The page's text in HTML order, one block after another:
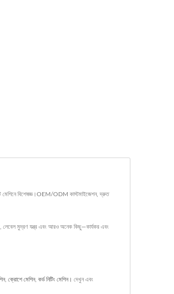
মেশিনে বিশেষজ্ঞ।OEM/ODM কাস্টমাইজেশন, দ্রুত
লেবেল মুদ্রণ যন্ত্র এবং আরও অনেক কিছু—কার্যকর এবং
, ক্রোশে মেশিন, কর্ড নিটিং মেশিন। দেখুন এবং